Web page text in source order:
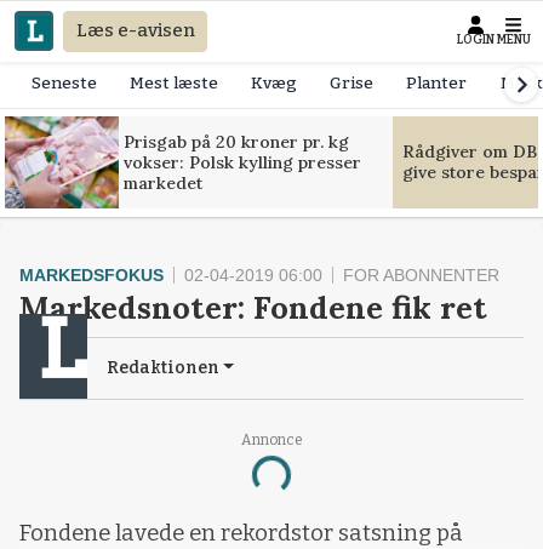
Læs e-avisen LOGIN MENU
Seneste Mest læste Kvæg Grise Planter
Prisgab på 20 kroner pr. kg
vokser: Polsk kylling presser
markedet
Rådgiver om
give store
Annonce
Loading...
MARKEDSFOKUS 02-04-2019 06:00 FOR ABONNENTER
Markedsnoter: Fondene fik ret
Redaktionen
Fondene lavede en rekordstor satsning på